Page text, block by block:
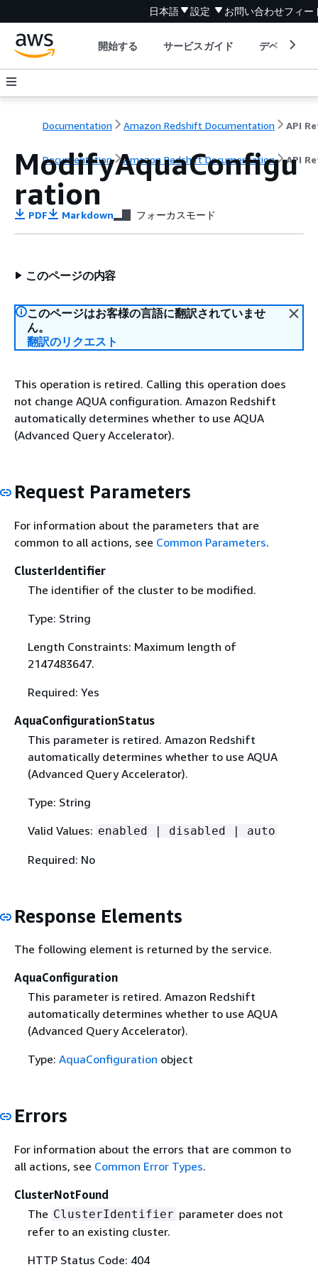
日本語 設定 お問い合わせフィー
開始する サービスガイド デベロッパ
Documentation Amazon Redshift Documentation
Documentation Amazon Redshift Documentation API
ModifyAquaConfigu
ration
PDF Markdown フォーカスモード
このページの内容
このページはお客様の言語に翻訳されていませ
ん。
翻訳のリクエスト
This operation is retired. Calling this operation does
not change AQUA configuration. Amazon Redshift
automatically determines whether to use AQUA
(Advanced Query Accelerator).
Request Parameters
For information about the parameters that are
common to all actions, see Common Parameters.
ClusterIdentifier
The identifier of the cluster to be modified.
Type: String
Length Constraints: Maximum length of
2147483647.
Required: Yes
AquaConfigurationStatus
This parameter is retired. Amazon Redshift
automatically determines whether to use AQUA
(Advanced Query Accelerator).
Type: String
Valid Values: enabled | disabled | auto
Required: No
Response Elements
The following element is returned by the service.
AquaConfiguration
This parameter is retired. Amazon Redshift
automatically determines whether to use AQUA
(Advanced Query Accelerator).
Type: AquaConfiguration object
Errors
For information about the errors that are common to
all actions, see Common Error Types.
ClusterNotFound
The ClusterIdentifier parameter does not
refer to an existing cluster.
HTTP Status Code: 404